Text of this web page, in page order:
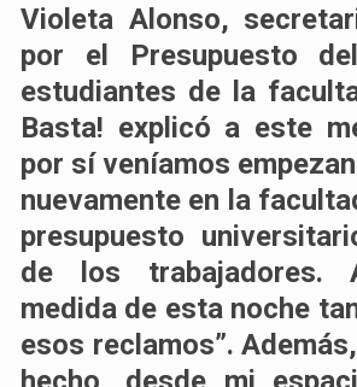
Violeta Alonso,
por el Presupuesto
estudiantes de la
Basta! explicó a este
por sí veníamos
nuevamente en la
presupuesto
de los trabajadores.
medida de esta noche
esos reclamos”.